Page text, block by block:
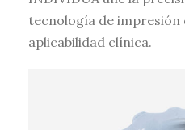
tecnología de
aplicabilidad clínica.